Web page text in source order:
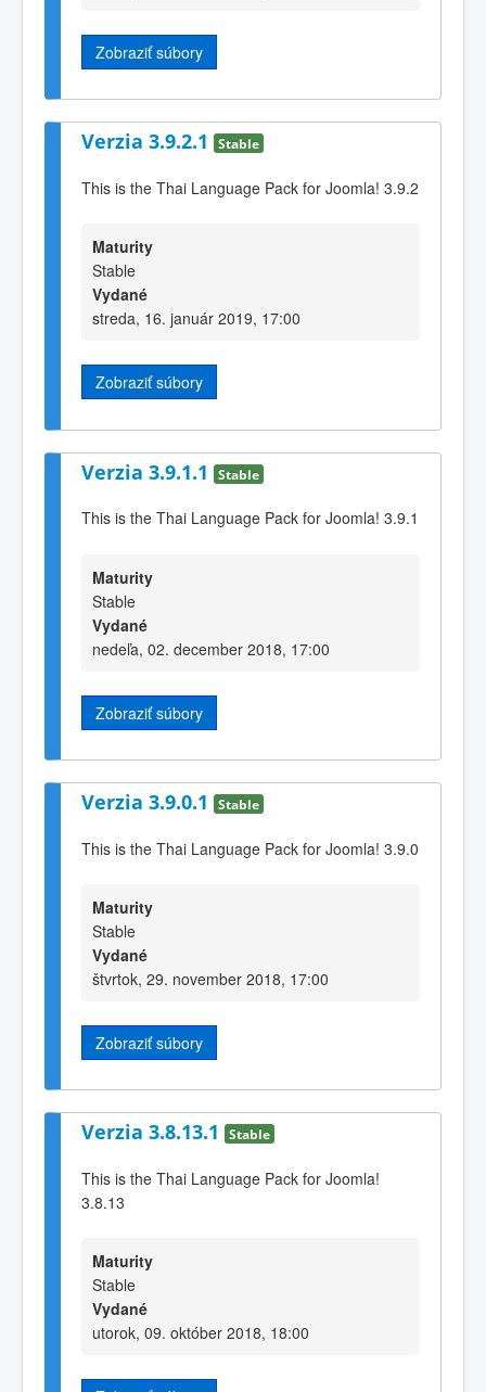
Zobraziť súbory
Verzia 3.9.2.1 Stable
This is the Thai Language Pack for Joomla! 3.9.2
Maturity
Stable
Vydané
streda, 16. január 2019, 17:00
Zobraziť súbory
Verzia 3.9.1.1 Stable
This is the Thai Language Pack for Joomla! 3.9.1
Maturity
Stable
Vydané
nedeľa, 02. december 2018, 17:00
Zobraziť súbory
Verzia 3.9.0.1 Stable
This is the Thai Language Pack for Joomla! 3.9.0
Maturity
Stable
Vydané
štvrtok, 29. november 2018, 17:00
Zobraziť súbory
Verzia 3.8.13.1 Stable
This is the Thai Language Pack for Joomla!
3.8.13
Maturity
Stable
Vydané
utorok, 09. október 2018, 18:00